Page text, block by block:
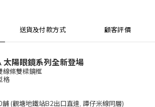
送貨及付款方式 顧客評價
陽眼鏡系列全新登場
線條雙樑鏡框
格
(觀塘地鐵站B2出口直達, 譚仔米線同層)